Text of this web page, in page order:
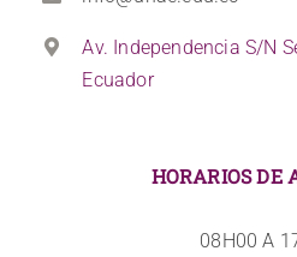
Av. Independencia S/N
Ecuador
HORARIOS DE
08H00 A